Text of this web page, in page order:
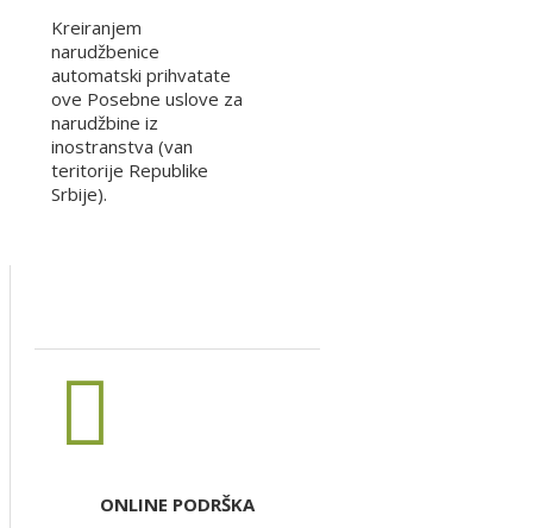
Kreiranjem
narudžbenice
automatski prihvatate
ove Posebne uslove za
narudžbine iz
inostranstva (van
teritorije Republike
Srbije).
ONLINE PODRŠKA